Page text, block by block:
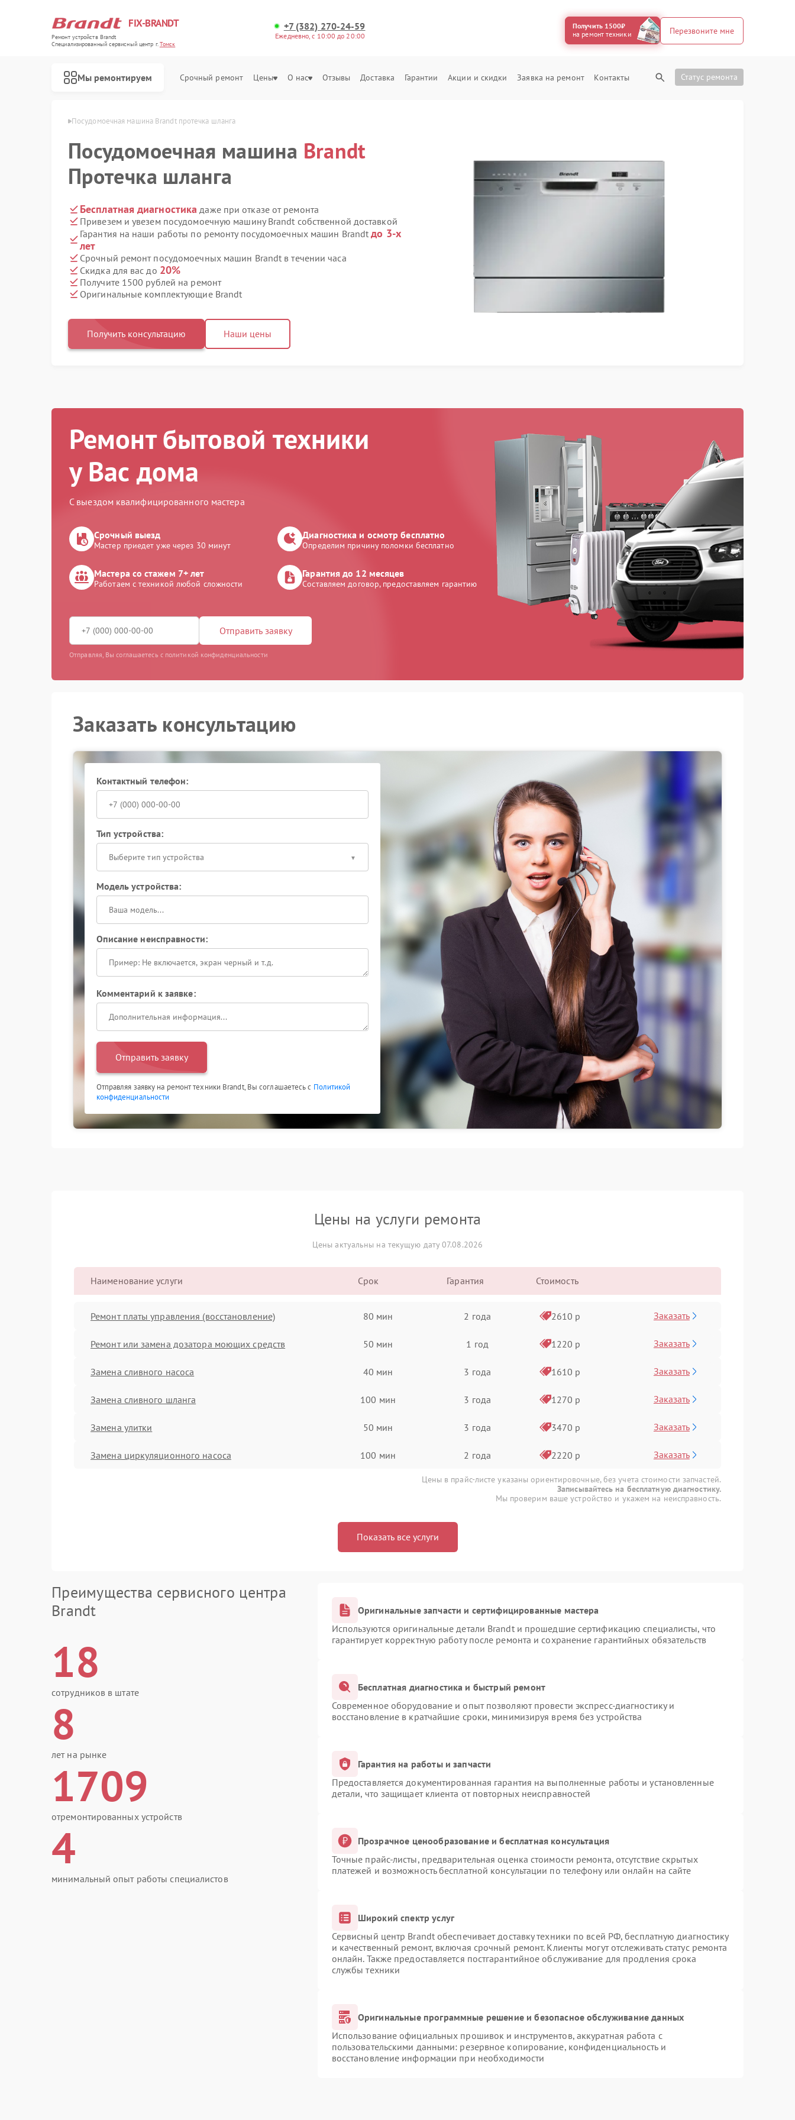
FIX-BRANDT
Ремонт устройств Brandt
Специализированный cервисный центр г.Томск
+7 (382) 270-24-59
Ежедневно, с 10:00 до 20:00
Получить 1500₽
на ремонт техники
Перезвоните мне
Мы ремонтируем Срочный ремонт Цены О нас Отзывы Доставка Гарантии Акции и скидки Заявка на ремонт Контакты Статус ремонта
Посудомоечная машина Brandt протечка шланга
Посудомоечная машина Brandt
Протечка шланга
Бесплатная диагностика даже при отказе от ремонта
Привезем и увезем посудомоечную машину Brandt собственной доставкой
Гарантия на наши работы по ремонту посудомоечных машин Brandtдо 3-х
лет
Срочный ремонт посудомоечных машин Brandt в течении часа
Скидка для вас до 20%
Получите 1500 рублей на ремонт
Оригинальные комплектующие Brandt
Получить консультацию Наши цены
Ремонт бытовой техники
у Вас дома
С выездом квалифицированного мастера
Срочный выезд
Мастер приедет уже через 30 минут
Диагностика и осмотр бесплатно
Определим причину поломки бесплатно
Мастера со стажем 7+ лет
Работаем с техникой любой сложности
Гарантия до 12 месяцев
Составляем договор, предоставляем гарантию
Отправить заявку
Отправляя, Вы соглашаетесь с политикой конфиденциальности
Заказать консультацию
Контактный телефон:
Тип устройства:
Выберите тип устройства
Модель устройства:
Описание неисправности:
Комментарий к заявке:
Отправить заявку
Отправляя заявку на ремонт техники Brandt, Вы соглашаетесь с Политикой
конфиденциальности
Цены на услуги ремонта
Цены актуальны на текущую дату 07.08.2026
Наименование услуги Срок Гарантия Стоимость
Ремонт платы управления (восстановление) 80 мин 2 года 2610 р Заказать
Ремонт или замена дозатора моющих средств 50 мин 1 год 1220 р Заказать
Замена сливного насоса 40 мин 3 года 1610 р Заказать
Замена сливного шланга 100 мин 3 года 1270 р Заказать
Замена улитки 50 мин 3 года 3470 р Заказать
Замена циркуляционного насоса 100 мин 2 года 2220 р Заказать
Цены в прайс-листе указаны ориентировочные, без учета стоимости запчастей.
Записывайтесь на бесплатную диагностику.
Мы проверим ваше устройство и укажем на неисправность.
Показать все услуги
Преимущества сервисного центра
Brandt
18
сотрудников в штате
8
лет на рынке
1709
отремонтированных устройств
4
минимальный опыт работы специалистов
Оригинальные запчасти и сертифицированные мастера
Используются оригинальные детали Brandt и прошедшие сертификацию специалисты, что
гарантирует корректную работу после ремонта и сохранение гарантийных обязательств
Бесплатная диагностика и быстрый ремонт
Современное оборудование и опыт позволяют провести экспресс-диагностику и
восстановление в кратчайшие сроки, минимизируя время без устройства
Гарантия на работы и запчасти
Предоставляется документированная гарантия на выполненные работы и установленные
детали, что защищает клиента от повторных неисправностей
Прозрачное ценообразование и бесплатная консультация
Точные прайс-листы, предварительная оценка стоимости ремонта, отсутствие скрытых
платежей и возможность бесплатной консультации по телефону или онлайн на сайте
Широкий спектр услуг
Сервисный центр Brandt обеспечивает доставку техники по всей РФ, бесплатную диагностику
и качественный ремонт, включая срочный ремонт. Клиенты могут отслеживать статус ремонта
онлайн. Также предоставляется постгарантийное обслуживание для продления срока
службы техники
Оригинальные программные решение и безопасное обслуживание данных
Использование официальных прошивок и инструментов, аккуратная работа с
пользовательскими данными: резервное копирование, конфиденциальность и
восстановление информации при необходимости